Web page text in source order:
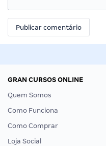
GRAN CURSOS ONLINE
Quem Somos
Como Funciona
Como Comprar
Loja Social